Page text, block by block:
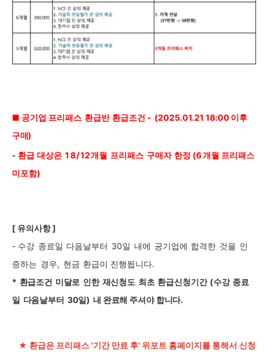
■ 공기업 프리패스 환급반 환급조건 - (2025.01.21 18:00 이후
구매)
- 환급 대상은 18/12개월 프리패스 구매자 한정 (6개월 프리패스
미포함)
[ 유의사항 ]
- 수강 종료일 다음날부터 30일 내에 공기업에 합격한 것을 인
증하는 경우, 현금 환급이 진행됩니다.
* 환급조건 미달로 인한 재신청도 최초 환급신청기간 (수강 종료
일 다음날부터 30일) 내 완료해 주셔야 합니다.
★ 환급은 프리패스'기간 만료 후' 위포트 홈페이지를 통해서 신청